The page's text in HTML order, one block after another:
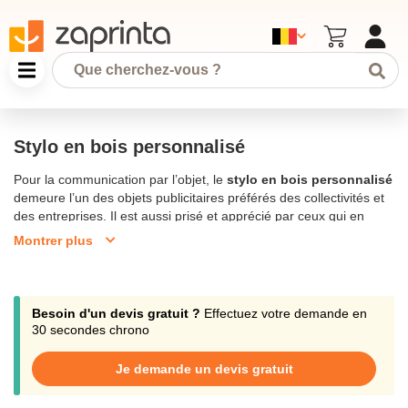
Stylo en bois personnalisé
Pour la communication par l’objet, le stylo en bois personnalisé
demeure l’un des objets publicitaires préférés des collectivités et
des entreprises. Il est aussi prisé et apprécié par ceux qui en
bénéficient. En effet, le
quotidien. De plus, sa petite taille et sa forme discrète facilitent
qu’il est conçu enbois , lestylo en bois personnaliséest
totalementécologique. Avec votre logo en imprimé, le
bois personnalisémontre à votre clientèle que vous êtes une
entreprise éco responsable.Il est disponible sous plusieurs
formes : en érable, en bois teinté et enbambou. Son encre peut
Montrer plus
Besoin d'un devis gratuit ? Effectuez votre demande en
30 secondes chrono
Je demande un devis gratuit